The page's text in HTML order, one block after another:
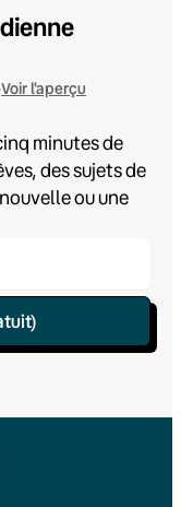
Voir l'aperçu
minutes de
des sujets de
ou une